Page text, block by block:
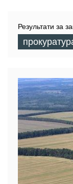
Результати за